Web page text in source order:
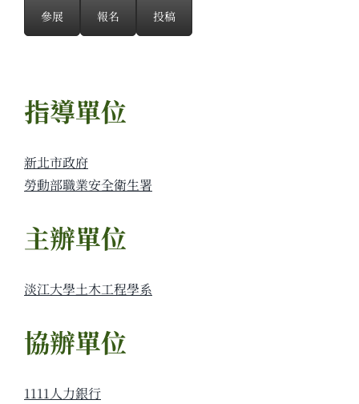
參展 報名 投稿
指導單位
新北市政府
勞動部職業安全衛生署
主辦單位
淡江大學土木工程學系
協辦單位
1111人力銀行